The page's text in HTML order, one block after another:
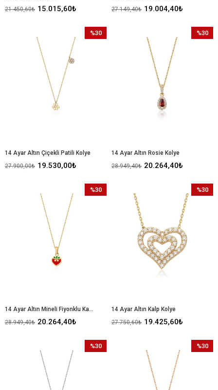
15.015,60₺
21.450,60₺ 19.004,40₺
27.149,40₺
14 Ayar Altın Çiçekli Patili Kolye
19.530,00₺
27.900,00₺
%30
14 Ayar Altın Rosie Kolye
20.264,40₺
28.949,40₺
%30
14 Ayar Altın Mineli Fiyonklu Kalp Kolye
20.264,40₺
28.949,40₺
%30
14 Ayar Altın Kalp Kolye
19.425,60₺
27.750,60₺
%30
%30
%30